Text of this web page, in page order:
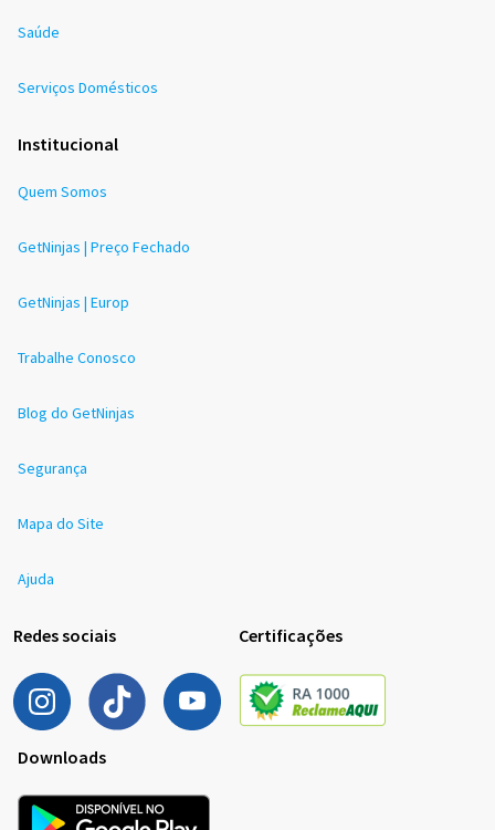
Saúde
Serviços Domésticos
Institucional
Quem Somos
GetNinjas | Preço Fechado
GetNinjas | Europ
Trabalhe Conosco
Blog do GetNinjas
Segurança
Mapa do Site
Ajuda
Redes sociais Certificações
Downloads